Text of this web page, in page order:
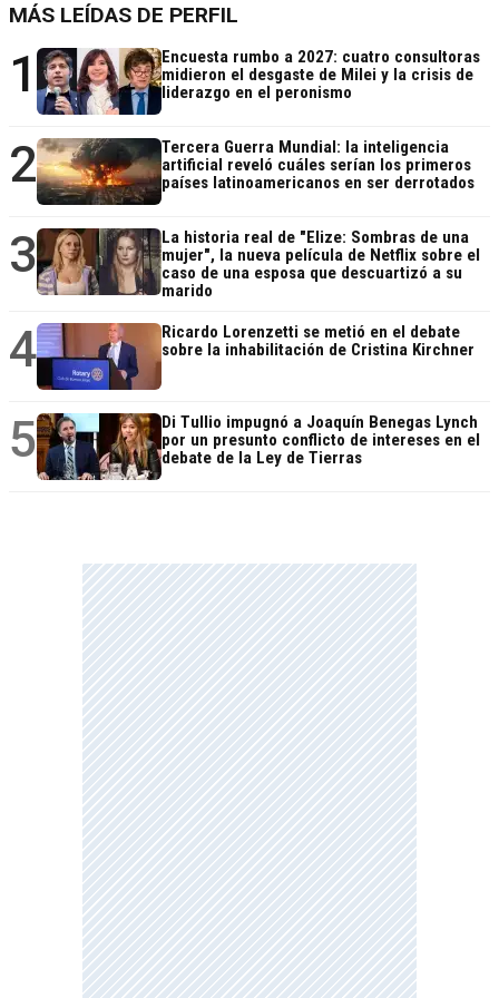
MÁS LEÍDAS DE PERFIL
1
Encuesta rumbo a 2027: cuatro consultoras
midieron el desgaste de Milei y la crisis de
liderazgo en el peronismo
2
Tercera Guerra Mundial: la inteligencia
artificial reveló cuáles serían los primeros
países latinoamericanos en ser derrotados
3
La historia real de "Elize: Sombras de una
mujer", la nueva película de Netflix sobre el
caso de una esposa que descuartizó a su
marido
4
Ricardo Lorenzetti se metió en el debate
sobre la inhabilitación de Cristina Kirchner
5
Di Tullio impugnó a Joaquín Benegas Lynch
por un presunto conflicto de intereses en el
debate de la Ley de Tierras